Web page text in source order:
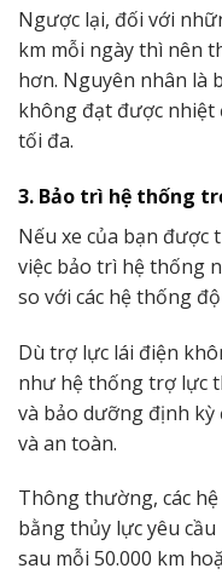
Ngược lại, đối với
km mỗi ngày thì nên
hơn. Nguyên nhân là
không đạt được nhiệt
tối đa.
3. Bảo trì hệ thống
Nếu xe của bạn
việc bảo trì hệ thống
so với các hệ thống
Dù trợ lực lái điện
như hệ thống trợ lực
và bảo dưỡng định
và an toàn.
Thông thường, các
bằng thủy lực yêu
sau mỗi 50.000 km